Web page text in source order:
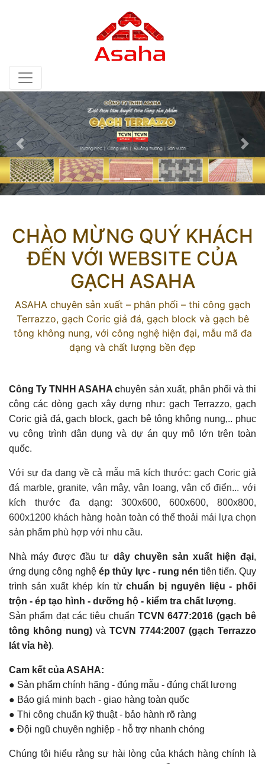
CHÀO MỪNG QUÝ KHÁCH
ĐẾN VỚI WEBSITE CỦA
GẠCH ASAHA
ASAHA chuyên sản xuất – phân phối – thi công gạch
Terrazzo, gạch Coric giả đá, gạch block và gạch bê
tông không nung, với công nghệ hiện đại, mẫu mã đa
dạng và chất lượng bền đẹp
Công Ty TNHH ASAHA chuyên sản xuất, phân phối và thi
công các dòng gạch xây dựng như: gạch Terrazzo, gạch
Coric giả đá, gạch block, gạch bê tông không nung,.. phục
vụ công trình dân dụng và dự án quy mô lớn trên toàn
quốc.
Với sự đa dạng về cả mẫu mã kích thước: gạch Coric giả
đá marble, granite, vân mây, vân loang, vân cổ điển... với
kích thước đa dạng: 300x600, 600x600, 800x800,
600x1200 khách hàng hoàn toàn có thể thoải mái lựa chọn
sản phẩm phù hợp với nhu cầu.
Nhà máy được đầu tư dây chuyền sản xuất hiện đại,
ứng dụng công nghệép thủy lực - rung nén tiên tiến. Quy
trình sản xuất khép kín từchuẩn bị nguyên liệu - phối
trộn - ép tạo hình - dưỡng hộ - kiểm tra chất lượng.
Sản phẩm đạt các tiêu chuẩn TCVN 6477:2016 (gạch bê
tông không nung) và TCVN 7744:2007 (gạch Terrazzo
lát vỉa hè).
Cam kết của ASAHA:
● Sản phẩm chính hãng - đúng mẫu - đúng chất lượng
● Báo giá minh bạch - giao hàng toàn quốc
● Thi công chuẩn kỹ thuật - bảo hành rõ ràng
● Đội ngũ chuyên nghiệp - hỗ trợ nhanh chóng
Chúng tôi hiểu rằng sự hài lòng của khách hàng chính là